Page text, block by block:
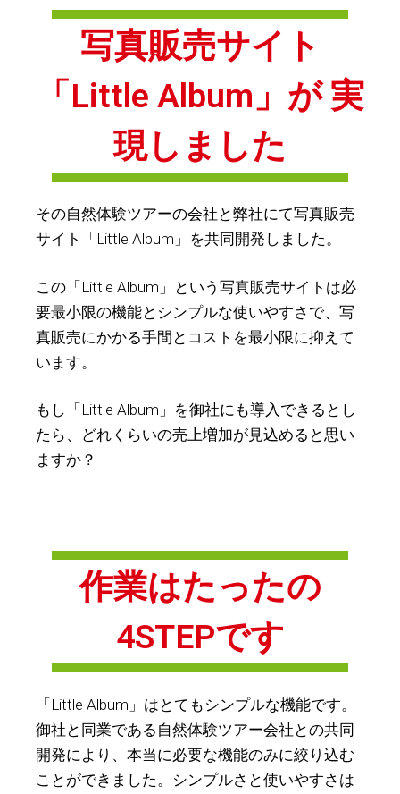
写真販売サイト
「Little Album」が 実
現しました
その自然体験ツアーの会社と弊社にて写真販売
サイト「Little Album」を共同開発しました。
この「Little Album」という写真販売サイトは必
要最小限の機能とシンプルな使いやすさで、写
真販売にかかる手間とコストを最小限に抑えて
います。
もし「Little Album」を御社にも導入できるとし
たら、どれくらいの売上増加が見込めると思い
ますか？
作業はたったの
4STEPです
「Little Album」はとてもシンプルな機能です。
御社と同業である自然体験ツアー会社との共同
開発により、本当に必要な機能のみに絞り込む
ことができました。シンプルさと使いやすさは